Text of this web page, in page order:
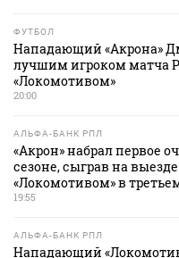
ФУТБОЛ
Нападающий «Акрона»
лучшим игроком матча
«Локомотивом»
20:00
АЛЬФА-БАНК РПЛ
«Акрон» набрал первое
сезоне, сыграв на
«Локомотивом» в
19:55
АЛЬФА-БАНК РПЛ
Нападающий